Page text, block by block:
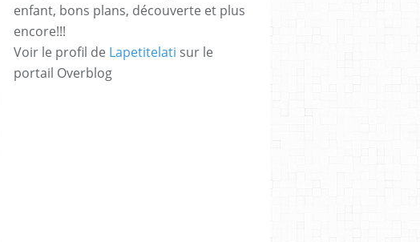
enfant, bons plans, découverte et plus
encore!!!
Voir le profil de Lapetitelati sur le
portail Overblog